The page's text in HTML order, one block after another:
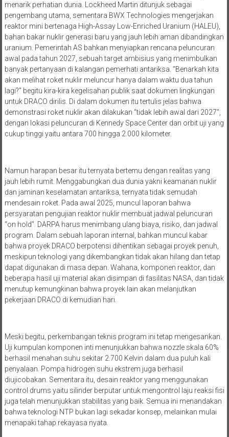
menarik perhatian dunia. Lockheed Martin ditunjuk sebagai
pengembang utama, sementara BWX Technologies mengerjakan
reaktor mini bertenaga High-Assay Low-Enriched Uranium (HALEU),
bahan bakar nuklir generasi baru yang jauh lebih aman dibandingkan
uranium. Pemerintah AS bahkan menyiapkan rencana peluncuran
awal pada tahun 2027, sebuah target ambisius yang menimbulkan
banyak pertanyaan di kalangan pemerhati antariksa. “Benarkah kita
akan melihat roket nuklir meluncur hanya dalam waktu dua tahun
lagi?” begitu kira-kira kegelisahan publik saat dokumen lingkungan
untuk DRACO dirilis. Di dalam dokumen itu tertulis jelas bahwa
demonstrasi roket nuklir akan dilakukan “tidak lebih awal dari 2027”,
dengan lokasi peluncuran di Kennedy Space Center dan orbit uji yang
cukup tinggi yaitu antara 700 hingga 2.000 kilometer.
Namun harapan besar itu ternyata bertemu dengan realitas yang
jauh lebih rumit. Menggabungkan dua dunia yakni keamanan nuklir
dan jaminan keselamatan antariksa, ternyata tidak semudah
mendesain roket. Pada awal 2025, muncul laporan bahwa
persyaratan pengujian reaktor nuklir membuat jadwal peluncuran
“on hold”. DARPA harus menimbang ulang biaya, risiko, dan jadwal
program. Dalam sebuah laporan internal, bahkan muncul kabar
bahwa proyek DRACO berpotensi dihentikan sebagai proyek penuh,
meskipun teknologi yang dikembangkan tidak akan hilang dan tetap
dapat digunakan di masa depan. Wahana, komponen reaktor, dan
beberapa hasil uji material akan disimpan di fasilitas NASA, dan tidak
menutup kemungkinan bahwa proyek lain akan melanjutkan
pekerjaan DRACO di kemudian hari.
Meski begitu, perkembangan teknis program ini tetap mengesankan.
Uji kumpulan komponen inti menunjukkan bahwa nozzle skala 60%
berhasil menahan suhu sekitar 2.700 Kelvin dalam dua puluh kali
penyalaan. Pompa hidrogen suhu ekstrem juga berhasil
diujicobakan. Sementara itu, desain reaktor yang menggunakan
control drums yaitu silinder berputar untuk mengontrol laju reaksi fisi
juga telah menunjukkan stabilitas yang baik. Semua ini menandakan
bahwa teknologi NTP bukan lagi sekadar konsep, melainkan mulai
menapaki tahap rekayasa nyata.